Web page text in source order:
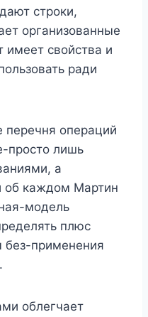
строки,
организованные
свойства и
ради
операций
просто лишь
а
об каждом Мартин
модель
плюс
без-применения
облегчает